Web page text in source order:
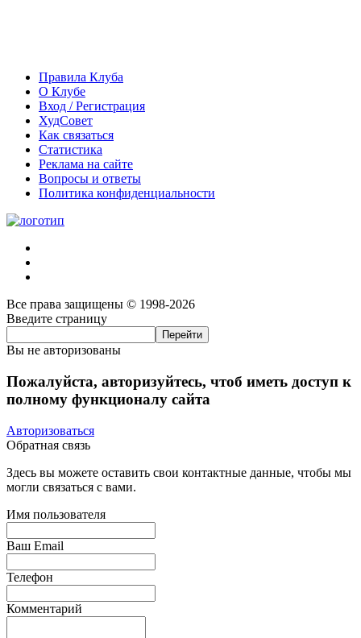
Правила Клуба
О Клубе
Вход / Регистрация
ХудСовет
Как связаться
Статистика
Реклама на сайте
Вопросы и ответы
Политика конфиденциальности
Все права защищены © 1998-2026
Введите страницу
Вы не авторизованы
Пожалуйста, авторизуйтесь, чтоб иметь доступ к
полному функционалу сайта
Авторизоваться
Обратная связь
Здесь вы можете оставить свои контактные данные, чтобы мы
могли связаться с вами.
Имя пользователя
Ваш Email
Телефон
Комментарий